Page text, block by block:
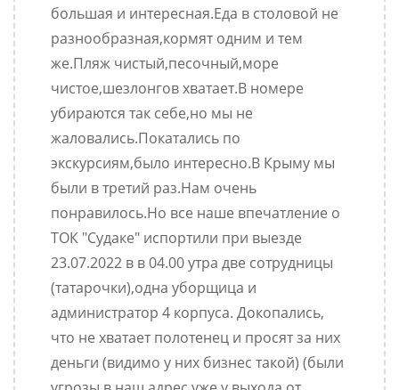
большая и интересная.Еда в столовой не
разнообразная,кормят одним и тем
же.Пляж чистый,песочный,море
чистое,шезлонгов хватает.В номере
убираются так себе,но мы не
жаловались.Покатались по
экскурсиям,было интересно.В Крыму мы
были в третий раз.Нам очень
понравилось.Но все наше впечатление о
ТОК "Судаке" испортили при выезде
23.07.2022 в в 04.00 утра две сотрудницы
(татарочки),одна уборщица и
администратор 4 корпуса. Докопались,
что не хватает полотенец и просят за них
деньги (видимо у них бизнес такой) (были